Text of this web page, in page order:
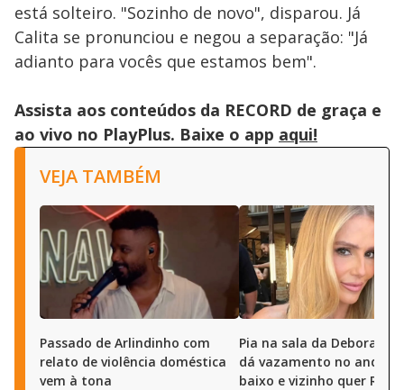
está solteiro. "Sozinho de novo", disparou. Já
Calita se pronunciou e negou a separação: "Já
adianto para vocês que estamos bem".
Assista aos conteúdos da RECORD de graça e
ao vivo no PlayPlus. Baixe o app aqui!
VEJA TAMBÉM
Passado de Arlindinho com
relato de violência doméstica
vem à tona
Pia na sala da Deborah
dá vazamento no andar
baixo e vizinho quer R$